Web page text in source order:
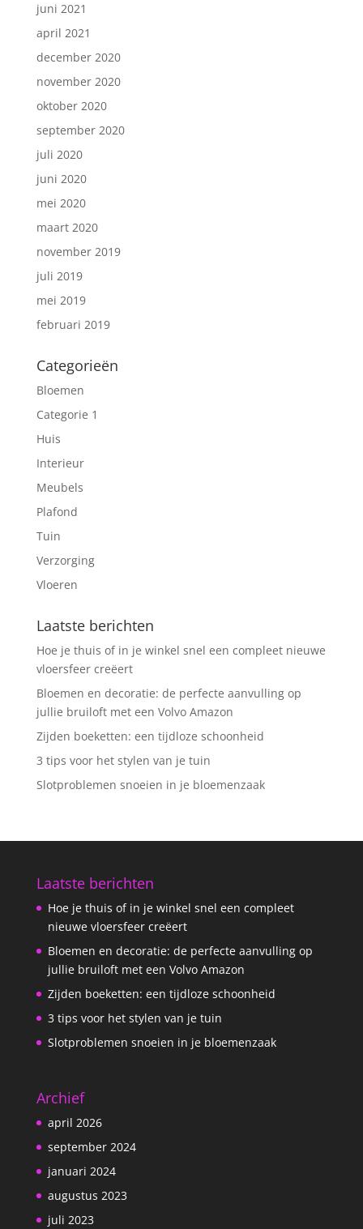
juni 2021
april 2021
december 2020
november 2020
oktober 2020
september 2020
juli 2020
juni 2020
mei 2020
maart 2020
november 2019
juli 2019
mei 2019
februari 2019
Categorieën
Bloemen
Categorie 1
Huis
Interieur
Meubels
Plafond
Tuin
Verzorging
Vloeren
Laatste berichten
Hoe je thuis of in je winkel snel een compleet nieuwe
vloersfeer creëert
Bloemen en decoratie: de perfecte aanvulling op
jullie bruiloft met een Volvo Amazon
Zijden boeketten: een tijdloze schoonheid
3 tips voor het stylen van je tuin
Slotproblemen snoeien in je bloemenzaak
Laatste berichten
Hoe je thuis of in je winkel snel een compleet
nieuwe vloersfeer creëert
Bloemen en decoratie: de perfecte aanvulling op
jullie bruiloft met een Volvo Amazon
Zijden boeketten: een tijdloze schoonheid
3 tips voor het stylen van je tuin
Slotproblemen snoeien in je bloemenzaak
Archief
april 2026
september 2024
januari 2024
augustus 2023
juli 2023